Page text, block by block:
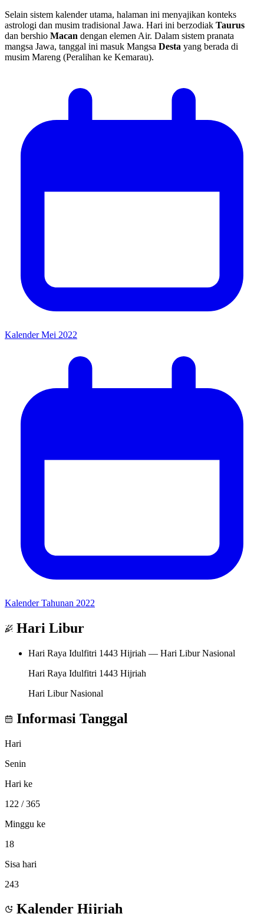
Selain sistem kalender utama, halaman ini menyajikan konteks
astrologi dan musim tradisional Jawa. Hari ini berzodiak Taurus
dan bershio Macan dengan elemen Air. Dalam sistem pranata
mangsa Jawa, tanggal ini masuk Mangsa Desta yang berada di
musim Mareng (Peralihan ke Kemarau).
Kalender Mei 2022
Kalender Tahunan 2022
Hari Libur
Hari Raya Idulfitri 1443 Hijriah — Hari Libur Nasional
Hari Raya Idulfitri 1443 Hijriah
Hari Libur Nasional
Informasi Tanggal
Hari
Senin
Hari ke
122 / 365
Minggu ke
18
Sisa hari
243
Kalender Hijriah